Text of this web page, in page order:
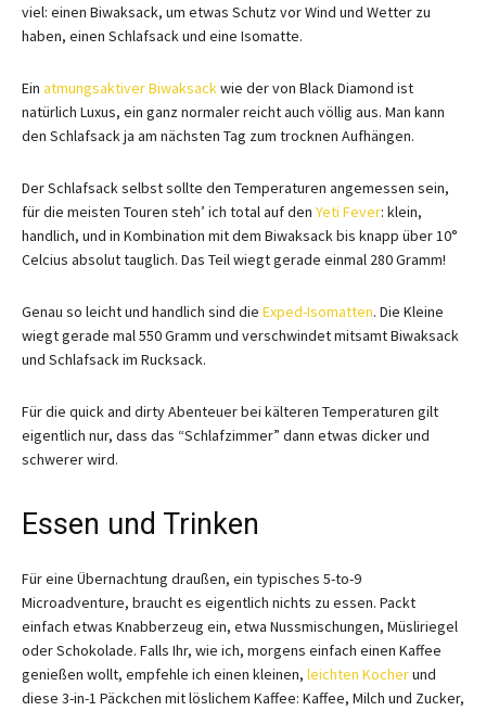
viel: einen Biwaksack, um etwas Schutz vor Wind und Wetter zu
haben, einen Schlafsack und eine Isomatte.
Ein atmungsaktiver Biwaksackwie der von Black Diamond ist
natürlich Luxus, ein ganz normaler reicht auch völlig aus. Man kann
den Schlafsack ja am nächsten Tag zum trocknen Aufhängen.
Der Schlafsack selbst sollte den Temperaturen angemessen sein,
für die meisten Touren steh’ ich total auf den Yeti Fever: klein,
handlich, und in Kombination mit dem Biwaksack bis knapp über 10°
Celcius absolut tauglich. Das Teil wiegt gerade einmal 280 Gramm!
Genau so leicht und handlich sind die Exped-Isomatten. Die Kleine
wiegt gerade mal 550 Gramm und verschwindet mitsamt Biwaksack
und Schlafsack im Rucksack.
Für die quick and dirty Abenteuer bei kälteren Temperaturen gilt
eigentlich nur, dass das “Schlafzimmer” dann etwas dicker und
schwerer wird.
Essen und Trinken
Für eine Übernachtung draußen, ein typisches 5-to-9
Microadventure, braucht es eigentlich nichts zu essen. Packt
einfach etwas Knabberzeug ein, etwa Nussmischungen, Müsliriegel
oder Schokolade. Falls Ihr, wie ich, morgens einfach einen Kaffee
genießen wollt, empfehle ich einen kleinen, leichten Kocherund
diese 3-in-1 Päckchen mit löslichem Kaffee: Kaffee, Milch und Zucker,